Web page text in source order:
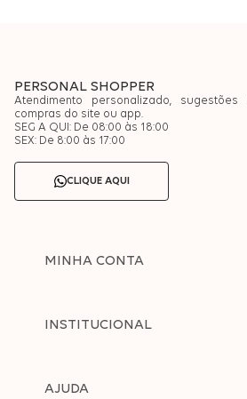
PERSONAL SHOPPER
Atendimento personalizado,
compras do site ou app.
SEG A QUI: De 08:00 às 18:00
SEX: De 8:00 às 17:00
CLIQUE AQUI
MINHA CONTA
INSTITUCIONAL
AJUDA